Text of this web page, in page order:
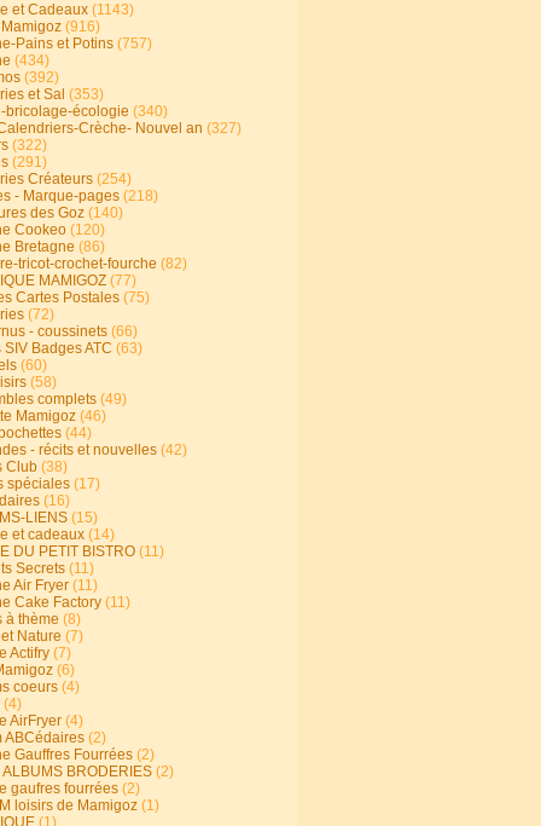
et Cadeaux (1143)
(916)
Pains et Potins (757)
(434)
(392)
et Sal (353)
bricolage-écologie (340)
Crèche- Nouvel an (327)
(322)
(291)
Créateurs (254)
- Marque-pages (218)
des Goz (140)
Cookeo (120)
Bretagne (86)
tricot-crochet-fourche (82)
MAMIGOZ (77)
Cartes Postales (75)
(72)
- coussinets (66)
Badges ATC (63)
(60)
(58)
complets (49)
Mamigoz (46)
(44)
- récits et nouvelles (42)
Club (38)
spéciales (17)
(16)
LIENS (15)
et cadeaux (14)
DU PETIT BISTRO (11)
Secrets (11)
Air Fryer (11)
Cake Factory (11)
à thème (8)
Nature (7)
Actifry (7)
(6)
coeurs (4)
(4)
AirFryer (4)
ABCédaires (2)
Gauffres Fourrées (2)
ALBUMS BRODERIES (2)
gaufres fourrées (2)
loisirs de Mamigoz (1)
(1)